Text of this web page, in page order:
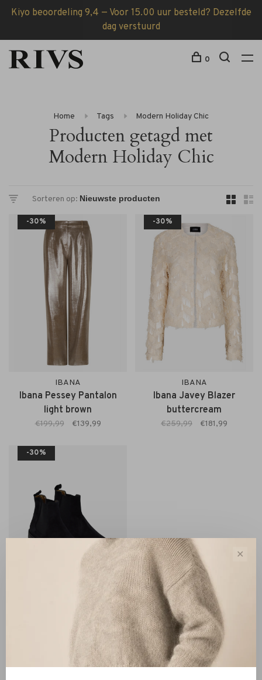
Kiyo beoordeling 9,4 — Voor 15.00 uur besteld? Dezelfde
dag verstuurd
0
Home Tags Modern Holiday Chic
Producten getagd met
Modern Holiday Chic
Sorteren op:
-30%
IBANA
Ibana Pessey Pantalon
light brown
€199,99 €139,99
-30%
IBANA
Ibana Javey Blazer
buttercream
€259,99 €181,99
-30%
MadOre Chelsea Low
Suede black
€188,30
✕